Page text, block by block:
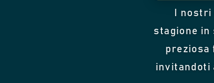
I
stagione in
preziosa
invitandoti